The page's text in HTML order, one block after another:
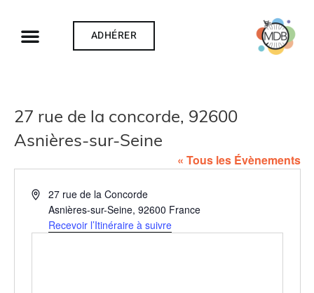
ADHÉRER
27 rue de la concorde, 92600
Asnières-sur-Seine
« Tous les Évènements
Adresse27 rue de la Concorde
Asnières-sur-Seine, 92600 France
Recevoir l’Itinéraire à suivre